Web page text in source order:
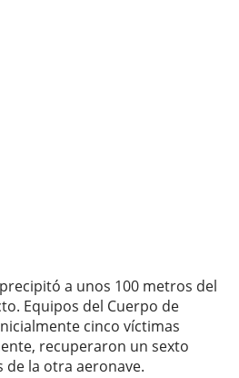
a unos 100 metros del
Equipos del Cuerpo de
cinco víctimas
recuperaron un sexto
la otra aeronave.